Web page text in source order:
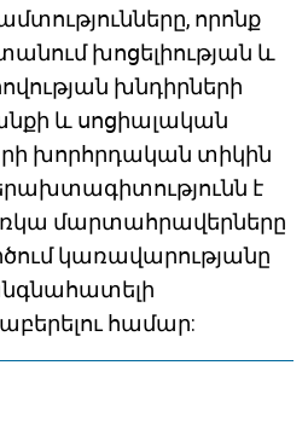
որոնք
խոցելիության և
խնդիրների
և սոցիալական
խորհրդական տիկին
է
մարտահրավերները
կառավարությանը
համար: